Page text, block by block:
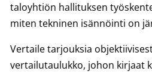
taloyhtiön hallituksen
miten tekninen isännöinti on
Vertaile tarjouksia
vertailutaulukko, johon kirjaat